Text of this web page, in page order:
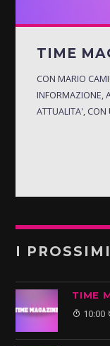
TIME
CON MARIO
INFORMAZIONE,
ATTUALITA', CON
I
TIME
10:00